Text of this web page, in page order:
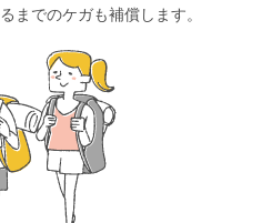
までのケガも補償します。